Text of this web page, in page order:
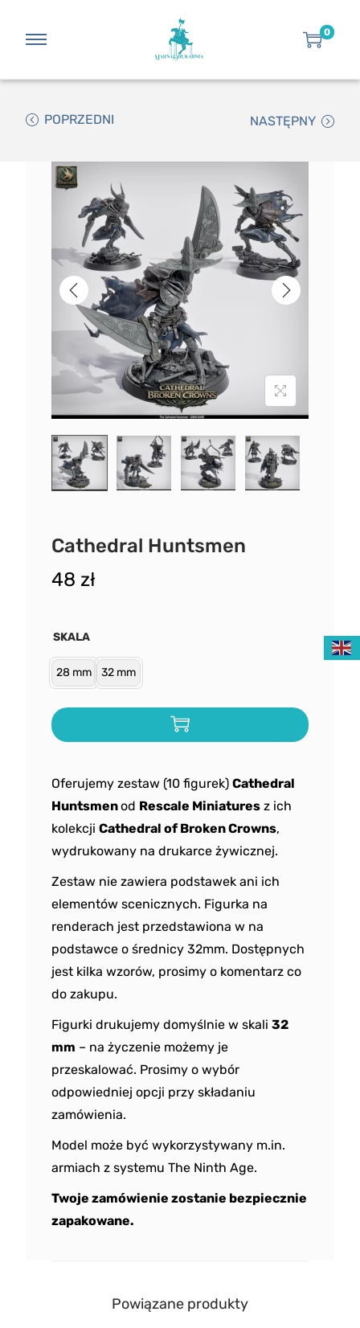
0
POPRZEDNI NASTĘPNY
Cathedral Huntsmen
48 zł
Oferujemy zestaw (10 figurek) Cathedral
Huntsmenod Rescale Miniatures z ich
kolekcji Cathedral of Broken Crowns,
wydrukowany na drukarce żywicznej.
Zestaw nie zawiera podstawek ani ich
elementów scenicznych. Figurka na
renderach jest przedstawiona w na
podstawce o średnicy 32mm. Dostępnych
jest kilka wzorów, prosimy o komentarz co
do zakupu.
Figurki drukujemy domyślnie w skali 32
mm – na życzenie możemy je
przeskalować. Prosimy o wybór
odpowiedniej opcji przy składaniu
zamówienia.
Model może być wykorzystywany m.in.
armiach z systemu The Ninth Age.
Twoje zamówienie zostanie bezpiecznie
zapakowane.
SKALA
28 mm 32 mm
Powiązane produkty